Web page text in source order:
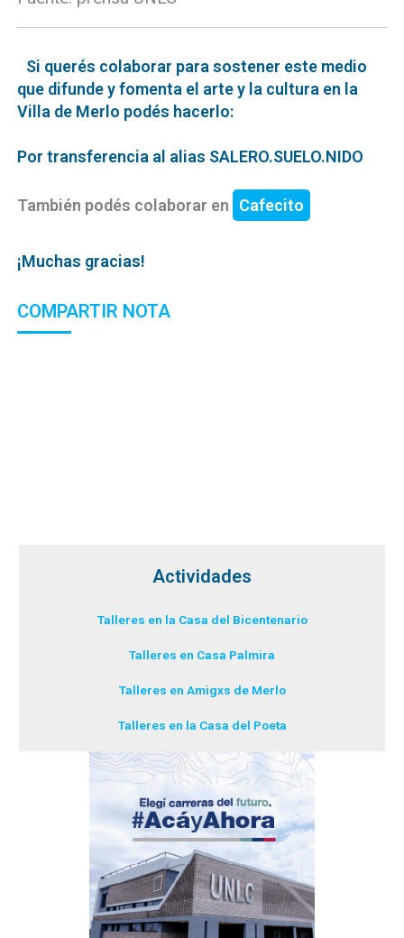
Si querés colaborar para sostener este medio
que difunde y fomenta el arte y la cultura en la
Villa de Merlo podés hacerlo:
Por transferencia al alias SALERO.SUELO.NIDO
También podés colaborar en Cafecito
¡Muchas gracias!
COMPARTIR NOTA
Actividades
Talleres en la Casa del Bicentenario
Talleres en Casa Palmira
Talleres en Amigxs de Merlo
Talleres en la Casa del Poeta